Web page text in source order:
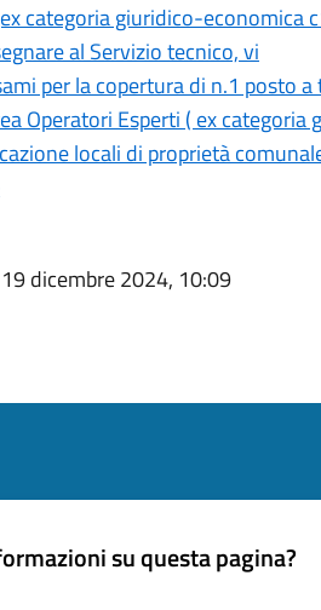
categoria giuridico-economica
al Servizio tecnico, vi
per la copertura di n.1 posto
Operatori Esperti ( ex categoria
locali di proprietà
dicembre 2024, 10:09
su questa pagina?